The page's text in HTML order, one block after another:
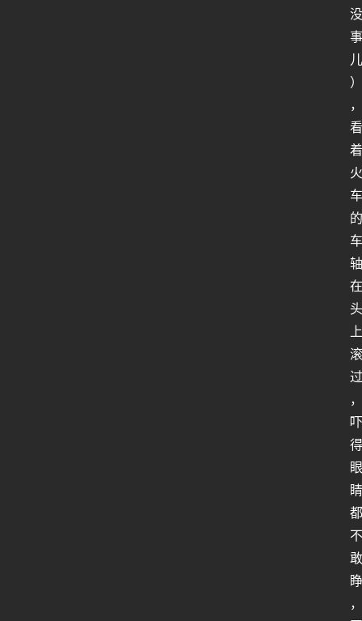
没
事
儿
）
，
看
着
火
车
的
车
轴
在
头
上
滚
过
，
吓
得
眼
睛
都
不
敢
睁
，